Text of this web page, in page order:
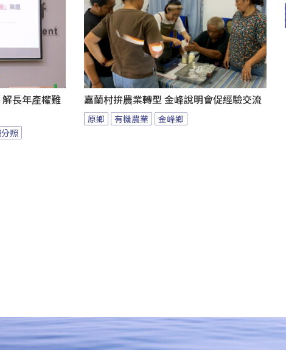
長年產權難
照
嘉蘭村拚農業轉型 金峰說明會促經驗交流
原鄉 有機農業 金峰鄉